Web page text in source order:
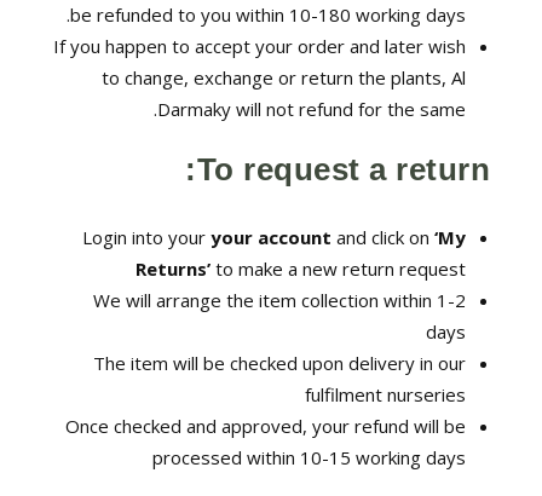
be refunded to you within 10-180 working days.
If you happen to accept your order and later wish
to change, exchange or return the plants, Al
Darmaky will not refund for the same.
To request a return:
Login into youryour accountand click on‘My
Returns’ to make a new return request
We will arrange the item collection within 1-2
days
The item will be checked upon delivery in our
fulfilment nurseries
Once checked and approved, your refund will be
processed within 10-15 working days